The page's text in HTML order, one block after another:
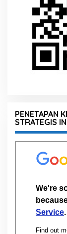
PENETAPAN
STRATEGIS